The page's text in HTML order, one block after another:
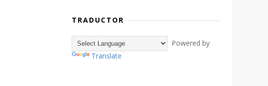
TRADUCTOR
Powered by
Translate